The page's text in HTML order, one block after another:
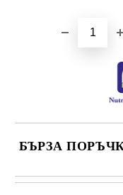
БЪРЗА